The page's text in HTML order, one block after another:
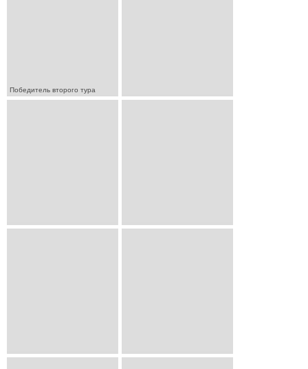
Победитель второго тура